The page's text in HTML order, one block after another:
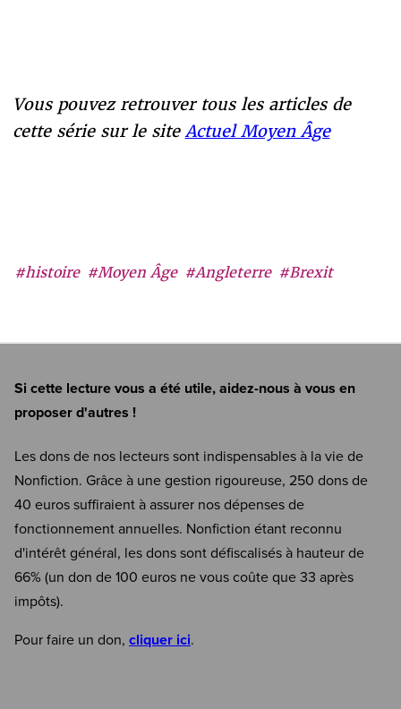
#histoire #Moyen Âge #Angleterre #Brexit
Vous pouvez retrouver tous les articles de
cette série sur le site Actuel Moyen Âge
Si cette lecture vous a été utile, aidez-nous à vous en
proposer d'autres !
Les dons de nos lecteurs sont indispensables à la vie de
Nonfiction. Grâce à une gestion rigoureuse, 250 dons de
40 euros suffiraient à assurer nos dépenses de
fonctionnement annuelles. Nonfiction étant reconnu
d'intérêt général, les dons sont défiscalisés à hauteur de
66% (un don de 100 euros ne vous coûte que 33 après
impôts).
Pour faire un don, cliquer ici.